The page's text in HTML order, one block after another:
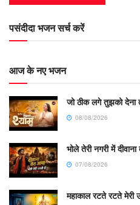
पसंदीदा भजन सर्च करें
आज के नए भजन
जो ठीक लगे तुझको देना
08/08/2026
भोले तेरी नगरी में
07/08/2026
महाकाल रटते रटते मेरी